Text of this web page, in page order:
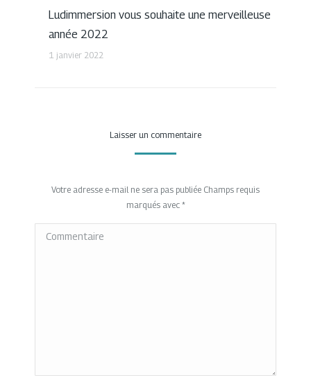
Ludimmersion vous souhaite une merveilleuse
année 2022
1 janvier 2022
Laisser un commentaire
Votre adresse e-mail ne sera pas publiée Champs requis
marqués avec *
Commentaire